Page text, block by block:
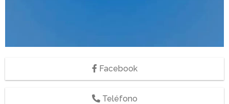
Facebook
Teléfono